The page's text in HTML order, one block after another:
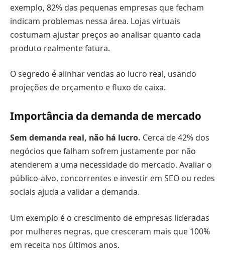
exemplo, 82% das pequenas empresas que fecham
indicam problemas nessa área. Lojas virtuais
costumam ajustar preços ao analisar quanto cada
produto realmente fatura.
O segredo é alinhar vendas ao lucro real, usando
projeções de orçamento e fluxo de caixa.
Importância da demanda de mercado
Sem demanda real, não há lucro. Cerca de 42% dos
negócios que falham sofrem justamente por não
atenderem a uma necessidade do mercado. Avaliar o
público-alvo, concorrentes e investir em SEO ou redes
sociais ajuda a validar a demanda.
Um exemplo é o crescimento de empresas lideradas
por mulheres negras, que cresceram mais que 100%
em receita nos últimos anos.